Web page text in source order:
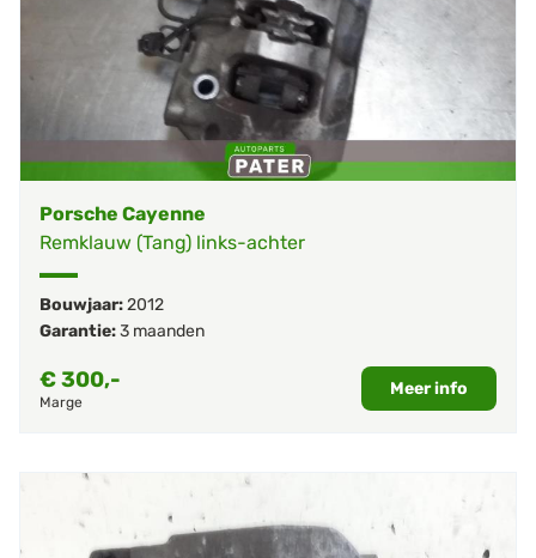
Porsche Cayenne
Remklauw (Tang) links-achter
Bouwjaar:2012
Garantie:3 maanden
€300,-
Marge
Meer info